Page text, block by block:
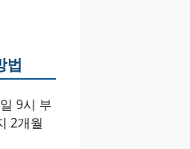
법
9시 부
2개월